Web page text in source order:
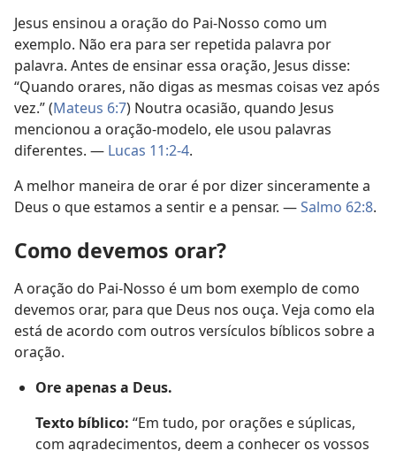
Jesus ensinou a oração do Pai-Nosso como um
exemplo. Não era para ser repetida palavra por
palavra. Antes de ensinar essa oração, Jesus disse:
“Quando orares, não digas as mesmas coisas vez após
vez.” (Mateus 6:7) Noutra ocasião, quando Jesus
mencionou a oração-modelo, ele usou palavras
diferentes. — Lucas 11:2-4.
A melhor maneira de orar é por dizer sinceramente a
Deus o que estamos a sentir e a pensar. —Salmo 62:8.
Como devemos orar?
A oração do Pai-Nosso é um bom exemplo de como
devemos orar, para que Deus nos ouça. Veja como ela
está de acordo com outros versículos bíblicos sobre a
oração.
Ore apenas a Deus.
Texto bíblico: “Em tudo, por orações e súplicas,
com agradecimentos, deem a conhecer os vossos